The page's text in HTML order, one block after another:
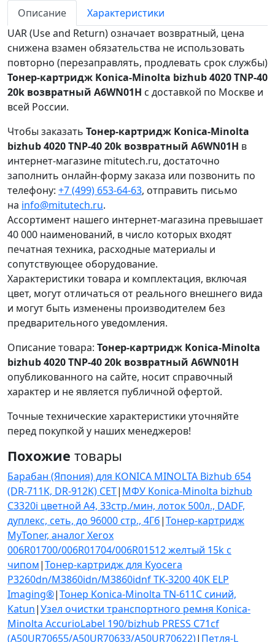
Описание
Характеристики
UAR (Use and Return) означает возвратный, цена
снижена взамен обязательства не использовать
повторно (перезаправлять, продлевать срок службы)
Тонер-картридж Konica-Minolta bizhub 4020 TNP-40
20k возвратный A6WN01H с доставкой по Москве и
всей России.
Чтобы заказать Тонер-картридж Konica-Minolta
bizhub 4020 TNP-40 20k возвратный A6WN01H в
интернет-магазине mitutech.ru, достаточно
заполнить онлайн-форму заказа или позвонить по
телефону: +7 (499) 653-64-63, отправить письмо
на info@mitutech.ru.
Ассортимент нашего интернет-магазина превышает
40 000 наименований, в число которых входят
печатная техника, расходные материалы и
сопутствующее оборудование.
Характеристики товара и комплектация, включая
цвет, могут отличаться от реального внешнего вида
и могут быть изменены производителем без
предварительного уведомления.
Описание товара: Тонер-картридж Konica-Minolta
bizhub 4020 TNP-40 20k возвратный A6WN01H
опубликованного на сайте, носит справочный
характер и не является публичной офертой.
Точные технические характеристики уточняйте
перед покупкой у наших менеджеров!
Похожие товары
Барабан (Япония) для KONICA MINOLTA Bizhub 654
(DR-711K, DR-912K) CET| МФУ Konica-Minolta bizhub
C3320i цветной А4, 33стр./мин, лоток 500л., DADF,
дуплекс, сеть, до 96000 стр., 4Гб|Тонер-картридж
MyToner, аналог Xerox
006R01700/006R01704/006R01512 желтый 15k с
чипом|Тонер-картридж для Kyocera
P3260dn/M3860idn/M3860idnf TK-3200 40K ELP
Imaging®|Тонер Konica-Minolta TN-611C синий,
Katun|Узел очистки транспортного ремня Konica-
Minolta AccurioLabel 190/bizhub PRESS C71cf
(A50UR70655/A50UR70633/A50UR70622)| Петля-L